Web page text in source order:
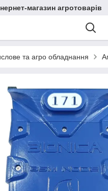
магазин агротоварів
та агро обладнання